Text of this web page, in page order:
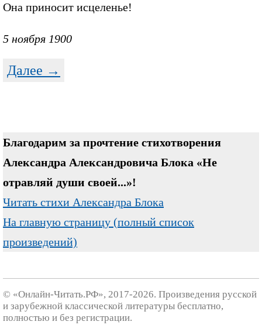
Она приносит исцеленье!
5 ноября 1900
Далее →
Благодарим за прочтение стихотворения
Александра Александровича Блока «Не
отравляй души своей...»!
Читать стихи Александра Блока
На главную страницу (полный список
произведений)
© «Онлайн-Читать.РФ», 2017-2026. Произведения русской
и зарубежной классической литературы бесплатно,
полностью и без регистрации.